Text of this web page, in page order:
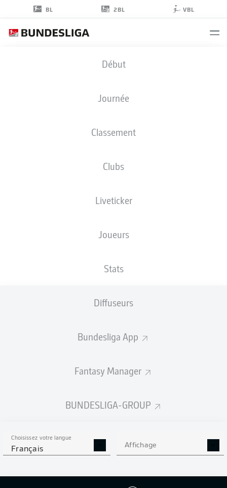
BL 2BL VBL
Début
Journée
Classement
Clubs
Liveticker
Joueurs
Stats
Diffuseurs
Bundesliga App
Fantasy Manager
BUNDESLIGA-GROUP
Choisissez votre langue
Français Affichage
STATS DE LA SAISON
2025/2026